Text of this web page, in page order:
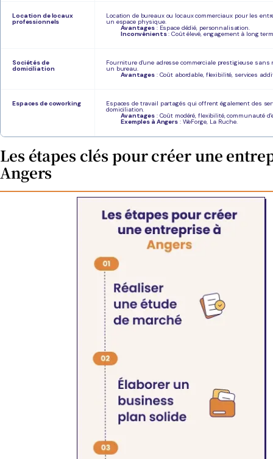
Location de locaux
professionnels
Location de bureaux ou locaux commerciaux pour les
un espace physique.
Avantages: Espace dédié, personnalisation.
Inconvénients: Coût élevé, engagement à long
Sociétés de
domiciliation
Fourniture d'une adresse commerciale prestigieuse sans
un bureau.
Avantages: Coût abordable, flexibilité, services
Espaces de coworking Espaces de travail partagés qui offrent également des
domiciliation.
Avantages: Coût modéré, flexibilité, communauté
Exemples à Angers: WeForge, La Ruche.
Les étapes clés pour créer une
Angers